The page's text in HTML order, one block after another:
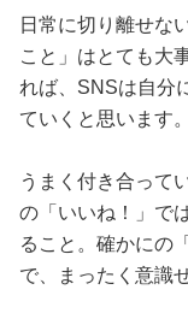
日常に切り離せな
こと」はとても大
れば、SNSは自分
ていくと思います。
うまく付き合って
の「いいね！」で
ること。確かにの
で、まったく意識